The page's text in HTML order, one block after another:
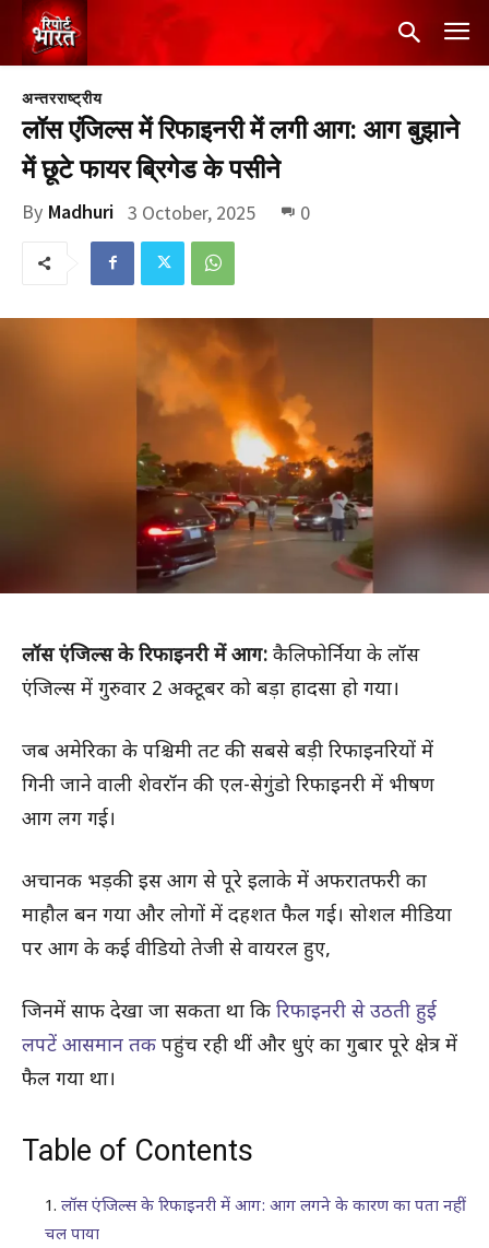
अन्तरराष्ट्रीय
लॉस एंजिल्स में रिफाइनरी में लगी आग: आग बुझाने
में छूटे फायर ब्रिगेड के पसीने
By Madhuri 3 October, 2025 0
लॉस एंजिल्स के रिफाइनरी में आग: कैलिफोर्निया के लॉस
एंजिल्स में गुरुवार 2 अक्टूबर को बड़ा हादसा हो गया।
जब अमेरिका के पश्चिमी तट की सबसे बड़ी रिफाइनरियों में
गिनी जाने वाली शेवरॉन की एल-सेगुंडो रिफाइनरी में भीषण
आग लग गई।
अचानक भड़की इस आग से पूरे इलाके में अफरातफरी का
माहौल बन गया और लोगों में दहशत फैल गई। सोशल मीडिया
पर आग के कई वीडियो तेजी से वायरल हुए,
जिनमें साफ देखा जा सकता था कि रिफाइनरी से उठती हुई
लपटें आसमान तक पहुंच रही थीं और धुएं का गुबार पूरे क्षेत्र में
फैल गया था।
Table of Contents
लॉस एंजिल्स के रिफाइनरी में आग: आग लगने के कारण का पता नहीं
चल पाया